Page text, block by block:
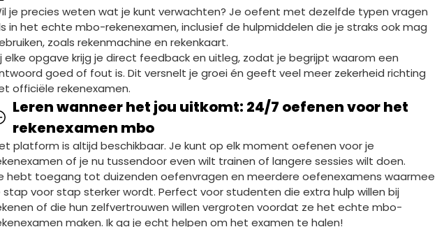
je precies weten wat je kunt verwachten? Je oefent met dezelfde typen vragen
in het echte mbo-rekenexamen, inclusief de hulpmiddelen die je straks ook mag
zoals rekenmachine en rekenkaart.
elke opgave krijg je direct feedback en uitleg, zodat je begrijpt waarom een
goed of fout is. Dit versnelt je groei én geeft veel meer zekerheid richting
officiële rekenexamen.
Leren wanneer het jou uitkomt: 24/7 oefenen voor het
rekenexamen mbo
platform is altijd beschikbaar. Je kunt op elk moment oefenen voor je
of je nu tussendoor even wilt trainen of langere sessies wilt doen.
hebt toegang tot duizenden oefenvragen en meerdere oefenexamens waarmee
stap voor stap sterker wordt. Perfect voor studenten die extra hulp willen bij
of die hun zelfvertrouwen willen vergroten voordat ze het echte mbo-
maken. Ik ga je echt helpen om het examen te halen!